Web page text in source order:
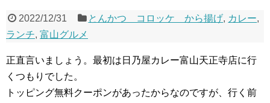
2022/12/31 とんかつ コロッケ から揚げ, カレー,
ランチ, 富山グルメ
正直言いましょう。最初は日乃屋カレー富山天正寺店に行
くつもりでした。
トッピング無料クーポンがあったからなのですが、行く前